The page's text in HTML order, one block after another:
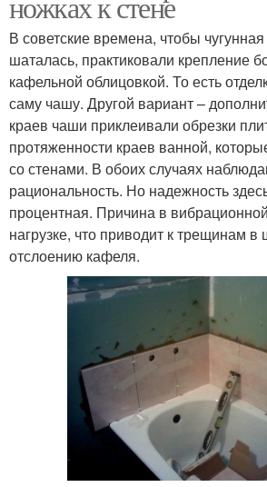
В советские времена, чтобы
шаталась, практиковали крепление
кафельной облицовкой. То есть
саму чашу. Другой вариант –
краев чаши приклеивали обрезки
протяженности краев ванной,
со стенами. В обоих случаях
рациональность. Но надежность
процентная. Причина в
нагрузке, что приводит к трещинам в
отслоению кафеля.